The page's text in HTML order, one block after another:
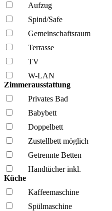
Aufzug
Spind/Safe
Gemeinschafts­raum
Terrasse
TV
W-LAN
Zimmerausstattung
Privates Bad
Babybett
Doppelbett
Zustellbett möglich
Getrennte Betten
Handtücher inkl.
Küche
Kaffee­maschine
Spül­maschine